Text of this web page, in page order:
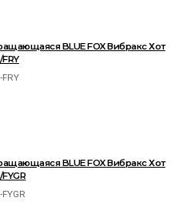
BLUE FOX Вибракс Хот
FRY
BLUE FOX Вибракс Хот